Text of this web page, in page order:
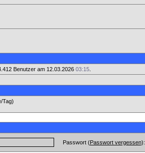
Benutzer am 12.03.2026 03:15.
Tag)
Passwort (Passwort vergessen):